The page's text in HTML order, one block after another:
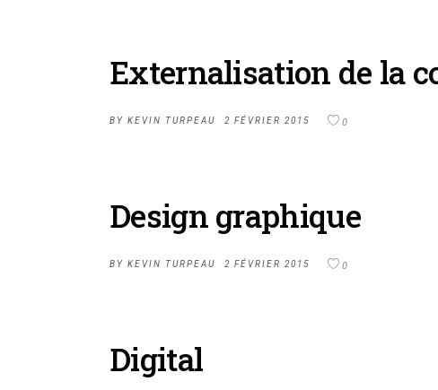
Externalisation de la
BY KEVIN TURPEAU 2 FÉVRIER 2015 0
Design graphique
BY KEVIN TURPEAU 2 FÉVRIER 2015 0
Digital